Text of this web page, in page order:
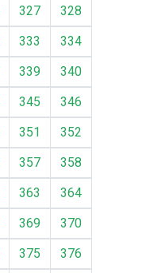
327
328
333
334
339
340
345
346
351
352
357
358
363
364
369
370
375 376